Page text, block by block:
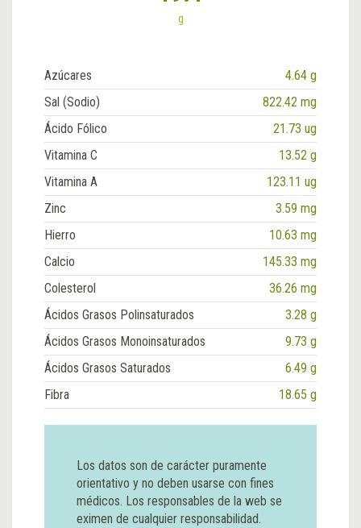
g
Azúcares
4.64 g
Sal (Sodio)
822.42 mg
Ácido Fólico
21.73 ug
Vitamina C
13.52 g
Vitamina A
123.11 ug
Zinc
3.59 mg
Hierro
10.63 mg
Calcio
145.33 mg
Colesterol
36.26 mg
Ácidos Grasos Polinsaturados
3.28 g
Ácidos Grasos Monoinsaturados
9.73 g
Ácidos Grasos Saturados
6.49 g
Fibra
18.65 g
Los datos son de carácter puramente
orientativo y no deben usarse con fines
médicos. Los responsables de la web se
eximen de cualquier responsabilidad.